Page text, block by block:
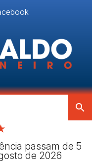
search
passam de 5
de 2026